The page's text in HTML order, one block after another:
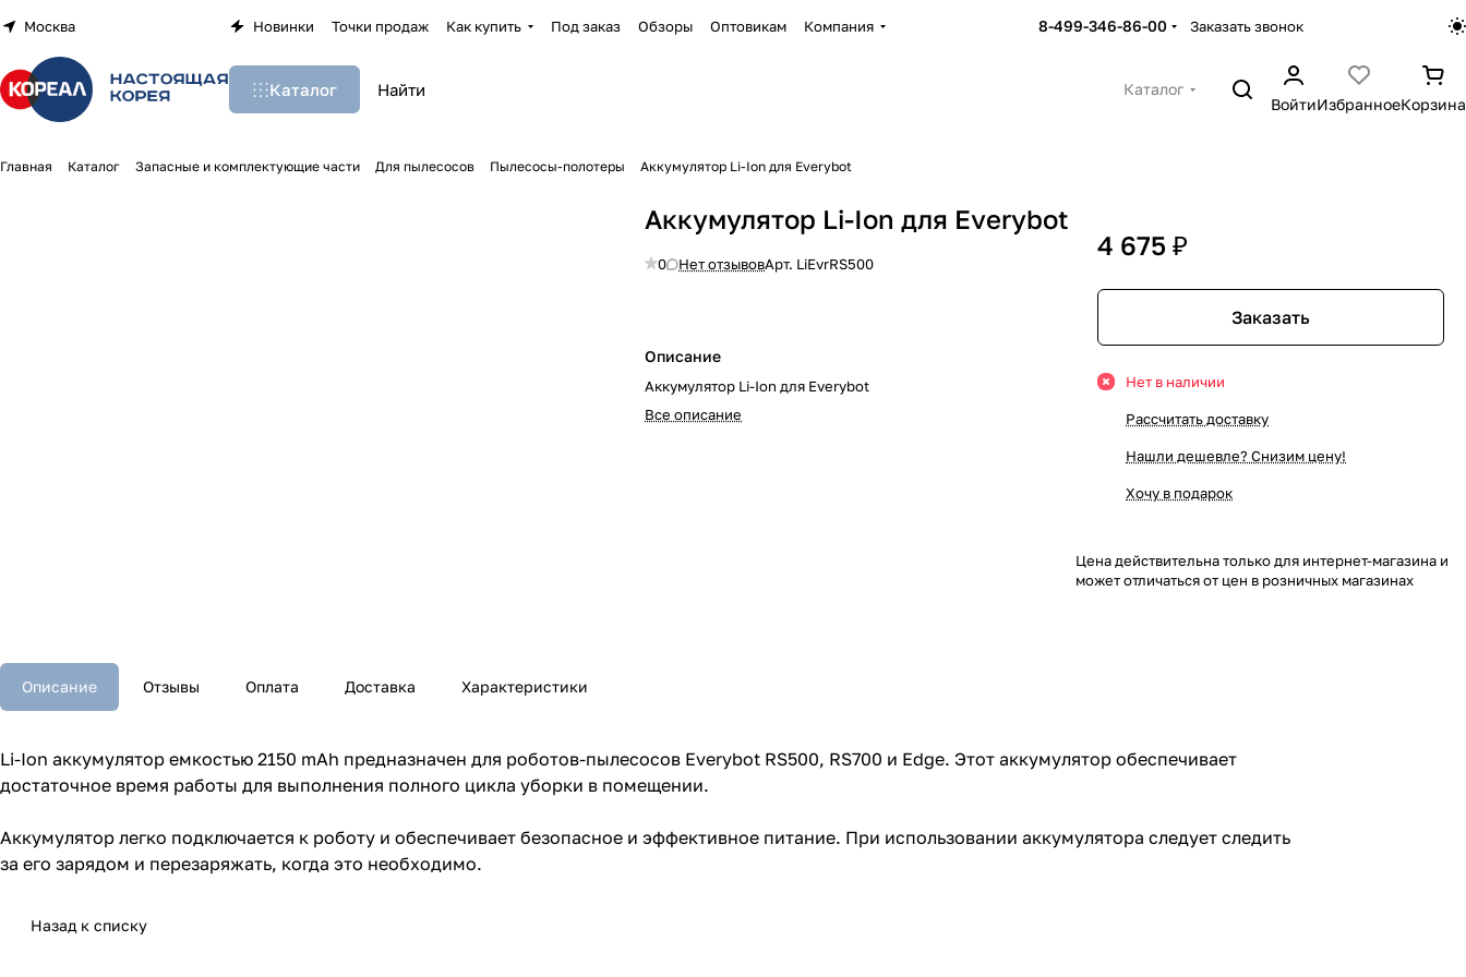
Москва Новинки Точки продаж Как купить Под заказ Обзоры Оптовикам Компания 8-499-346-86-00 Заказать звонок
Каталог
Каталог
ВойтиИзбранноеКорзина
Главная Каталог Запасные и комплектующие части Для пылесосов Пылесосы-полотеры Аккумулятор Li-Ion для Everybot
Аккумулятор Li-Ion для Everybot
0 Нет отзывовАрт. LiEvrRS500
Описание
Аккумулятор Li-Ion для Everybot
Все описание
4 675 ₽
Заказать
Нет в наличии
Рассчитать доставку
Нашли дешевле? Снизим цену!
Хочу в подарок
Цена действительна только для интернет-магазина и
может отличаться от цен в розничных магазинах
Описание Отзывы Оплата Доставка Характеристики
Li-Ion аккумулятор емкостью 2150 mAh предназначен для роботов-пылесосов Everybot RS500, RS700 и Edge. Этот аккумулятор обеспечивает
достаточное время работы для выполнения полного цикла уборки в помещении.
Аккумулятор легко подключается к роботу и обеспечивает безопасное и эффективное питание. При использовании аккумулятора следует следить
за его зарядом и перезаряжать, когда это необходимо.
Назад к списку